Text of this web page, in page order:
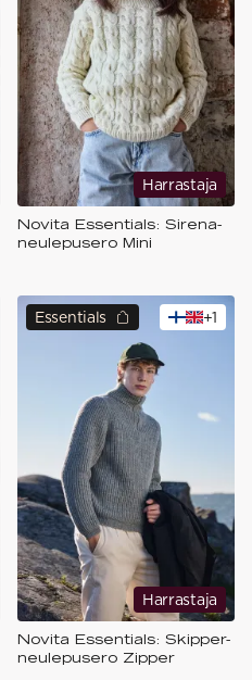
Harrastaja
Novita Essentials: Sirena-
neulepusero​ Mini​
+1
Harrastaja
Essentials
Novita Essentials: Skipper-
neulepusero​ Zipper​